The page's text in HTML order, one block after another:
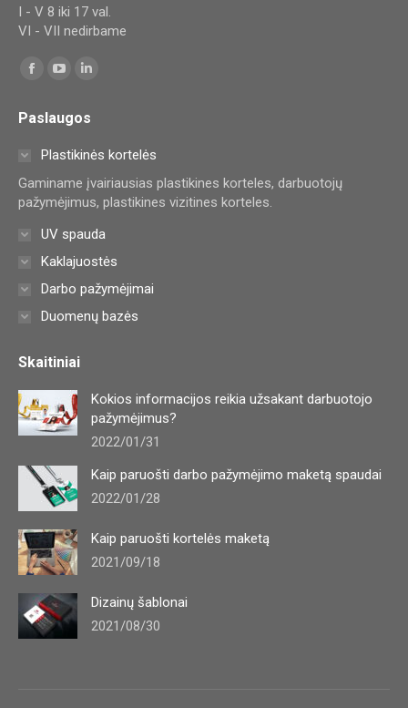
I - V 8 iki 17 val.
VI - VII nedirbame
Find us on:
Facebook
opens
window
opens
in
window
opens
in
window
Paslaugos
Plastikinės kortelės
Gaminame įvairiausias plastikines korteles, darbuotojų
pažymėjimus, plastikines vizitines korteles.
UV spauda
Kaklajuostės
Darbo pažymėjimai
Duomenų bazės
Skaitiniai
Kokios informacijos reikia užsakant darbuotojo
pažymėjimus?
2022/01/31
Kaip paruošti darbo pažymėjimo maketą spaudai
2022/01/28
Kaip paruošti kortelės maketą
2021/09/18
Dizainų šablonai
2021/08/30